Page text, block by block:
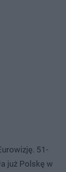
51-
już Polskę w